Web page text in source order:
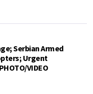
Serbian Armed
Urgent
VIDEO